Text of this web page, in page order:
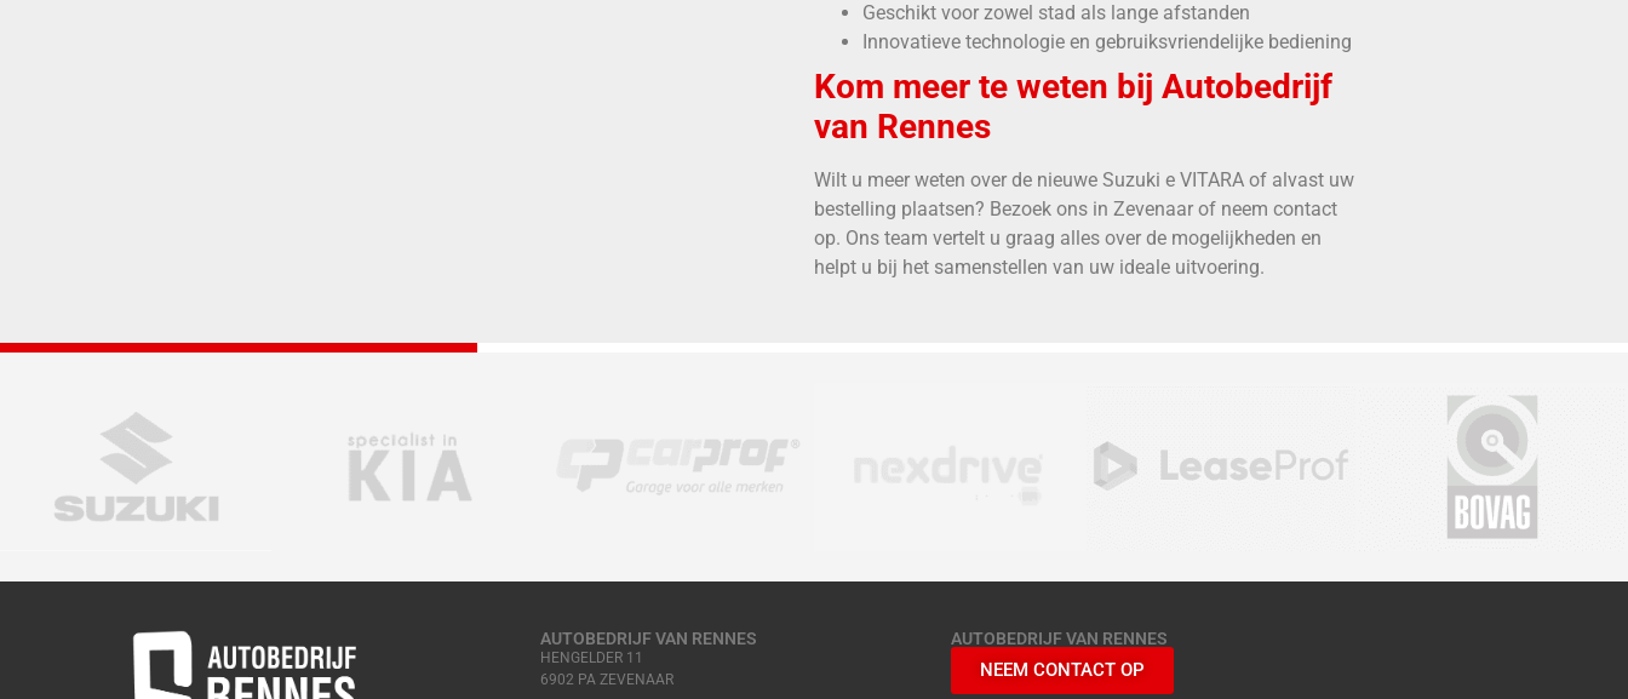
Geschikt voor zowel stad als lange afstanden
Innovatieve technologie en gebruiksvriendelijke bediening
Kom meer te weten bij Autobedrijf
van Rennes
Wilt u meer weten over de nieuwe Suzuki e VITARA of alvast uw
bestelling plaatsen? Bezoek ons in Zevenaar of neem contact
op. Ons team vertelt u graag alles over de mogelijkheden en
helpt u bij het samenstellen van uw ideale uitvoering.
AUTOBEDRIJF VAN RENNES
HENGELDER 11
6902 PA ZEVENAAR
AUTOBEDRIJF VAN RENNES
NEEM CONTACT OP